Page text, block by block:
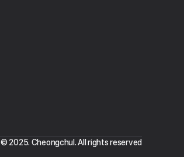
© 2025. Cheongchul. All rights reserved